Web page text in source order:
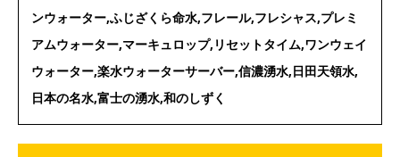
ンウォーター,ふじざくら命水,フレール,フレシャス,プレミ
アムウォーター,マーキュロップ,リセットタイム,ワンウェイ
ウォーター,楽水ウォーターサーバー,信濃湧水,日田天領水,
日本の名水,富士の湧水,和のしずく